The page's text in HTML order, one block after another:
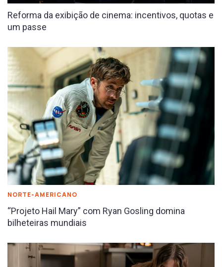
Reforma da exibição de cinema: incentivos, quotas e
um passe
NORTE-AMERICANO
“Projeto Hail Mary” com Ryan Gosling domina
bilheteiras mundiais